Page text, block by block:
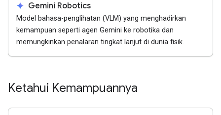
spark Gemini Robotics
Model bahasa-penglihatan (VLM) yang menghadirkan
kemampuan seperti agen Gemini ke robotika dan
memungkinkan penalaran tingkat lanjut di dunia fisik.
Ketahui Kemampuannya